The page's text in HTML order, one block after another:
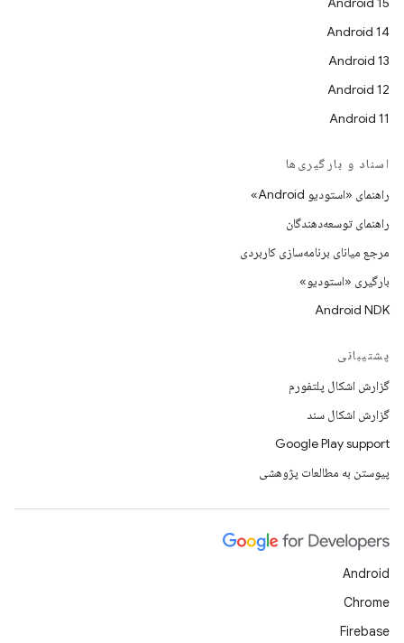
Android 14
Android 13
Android 12
Android 11
اسناد و بارگیری‌ها
راهنمای «استودیو Android»
راهنمای توسعه‌دهندگان
مرجع میانای برنامه‌سازی کاربردی
بارگیری «استودیو»
Android NDK
پشتیبانی
گزارش اشکال پلتفورم
گزارش اشکال سند
Google Play support
پیوستن به مطالعات پژوهشی
Android
Chrome
Firebase